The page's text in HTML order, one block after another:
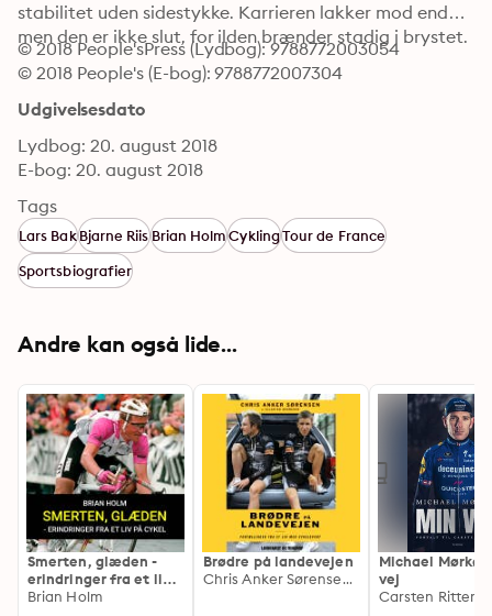
stabilitet uden sidestykke. Karrieren lakker mod enden,
men den er ikke slut, for ilden brænder stadig i brystet.
© 2018 People'sPress (Lydbog): 9788772003054
© 2018 People's (E-bog): 9788772007304
Udgivelsesdato
Lydbog: 20. august 2018
E-bog: 20. august 2018
Tags
Lars BakBjarne RiisBrian HolmCyklingTour de France
Sportsbiografier
Andre kan også lide...
Smerten, glæden -
erindringer fra et liv
på cykel
Brian Holm
Brødre på landevejen
Chris Anker Sørensen, Allan Bo Andresen
Michael Mørkøv
vej